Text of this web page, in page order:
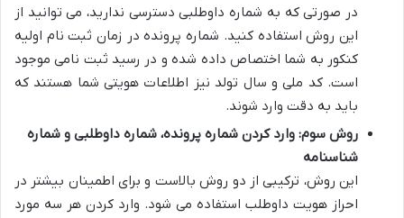
در صورتی که به شماره داوطلبی دسترسی ندارید، می توانید از
این روش استفاده کنید. شماره پرونده در زمان ثبت نام اولیه
کنکور به شما اختصاص داده شده و در رسید ثبت نامی موجود
است. کد ملی و سال تولد نیز اطلاعات هویتی شما هستند که
باید به دقت وارد شوند.
روش سوم: وارد کردن شماره پرونده، شماره داوطلبی و شماره
شناسنامه
این روش، ترکیبی از دو روش بالاست و برای اطمینان بیشتر در
احراز هویت داوطلب استفاده می شود. وارد کردن هر سه مورد